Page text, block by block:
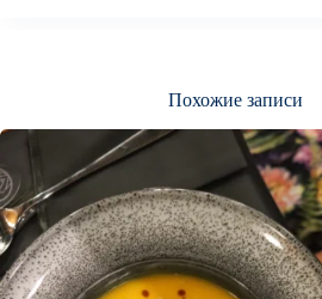
Похожие записи